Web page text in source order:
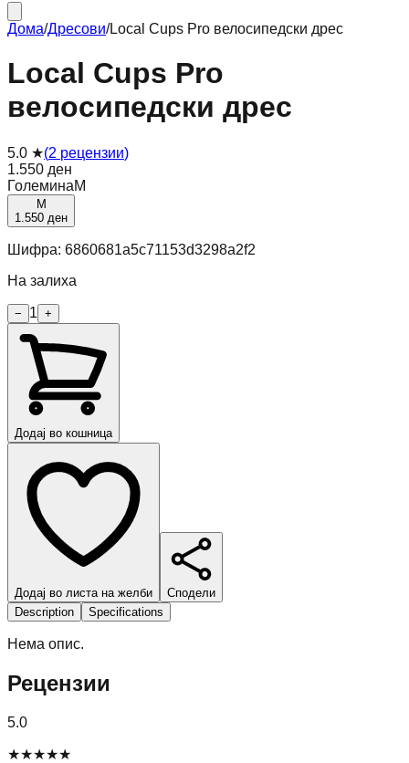
Дома/Дресови/Local Cups Pro велосипедски дрес
Local Cups Pro
велосипедски дрес
5.0 ★(2 рецензии)
1.550 ден
ГолеминаM
M
1.550 ден
Шифра: 6860681a5c71153d3298a2f2
На залиха
− 1 +
Додај во кошница
Додај во листа на желби
Сподели
Description
Specifications
Нема опис.
Рецензии
5.0
★★★★★